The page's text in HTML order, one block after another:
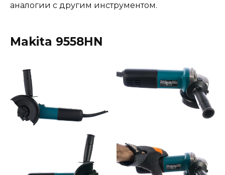
аналогии с другим инструментом.
Makita 9558HN